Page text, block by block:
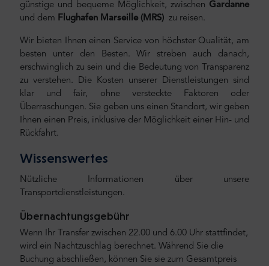
günstige und bequeme Möglichkeit, zwischen Gardanne
und dem Flughafen Marseille (MRS) zu reisen.
Wir bieten Ihnen einen Service von höchster Qualität, am
besten unter den Besten. Wir streben auch danach,
erschwinglich zu sein und die Bedeutung von Transparenz
zu verstehen. Die Kosten unserer Dienstleistungen sind
klar und fair, ohne versteckte Faktoren oder
Überraschungen. Sie geben uns einen Standort, wir geben
Ihnen einen Preis, inklusive der Möglichkeit einer Hin- und
Rückfahrt.
Wissenswertes
Nützliche Informationen über unsere
Transportdienstleistungen.
Übernachtungsgebühr
Wenn Ihr Transfer zwischen 22.00 und 6.00 Uhr stattfindet,
wird ein Nachtzuschlag berechnet. Während Sie die
Buchung abschließen, können Sie sie zum Gesamtpreis